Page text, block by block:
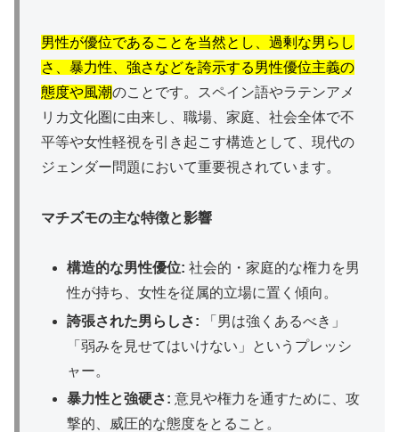
男性が優位であることを当然とし、過剰な男らし
さ、暴力性、強さなどを誇示する男性優位主義の
態度や風潮のことです。スペイン語やラテンアメ
リカ文化圏に由来し、職場、家庭、社会全体で不
平等や女性軽視を引き起こす構造として、現代の
ジェンダー問題において重要視されています。
マチズモの主な特徴と影響
構造的な男性優位: 社会的・家庭的な権力を男
性が持ち、女性を従属的立場に置く傾向。
誇張された男らしさ: 「男は強くあるべき」
「弱みを見せてはいけない」というプレッシ
ャー。
暴力性と強硬さ: 意見や権力を通すために、攻
撃的、威圧的な態度をとること。